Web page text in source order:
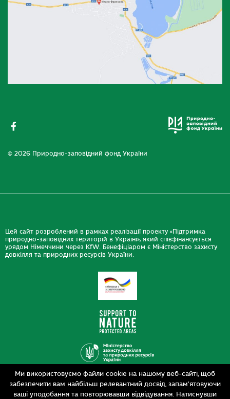
Ми використовуємо файли cookie на нашому веб-сайті, щоб
забезпечити вам найбільш релевантний досвід, запам’ятовуючи
ваші уподобання та повторювавши відвідування. Натиснувши
© 2026 Природно-заповідний фонд України
Цей сайт розроблений в рамках реалізації проекту «Підтримка
природно-заповідних територій в Україні», який співфінансується
урядом Німеччини через KfW. Бенефіціаром є Міністерство захисту
довкілля та природних ресурсів України.
Дизайн
Розробка
siteGist